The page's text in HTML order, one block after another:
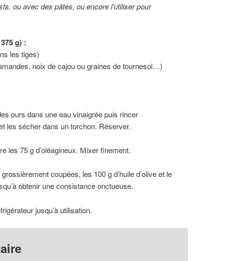
ou avec des pâtes, ou encore l’utiliser pour
g) :
les tiges)
noix de cajou ou graines de tournesol…)
ours dans une eau vinaigrée puis rincer
les sécher dans un torchon. Réserver.
les 75 g d’oléagineux. Mixer finement.
coupées, les 100 g d’huile d’olive et le
obtenir une consistance onctueuse.
jusqu’à utilisation.